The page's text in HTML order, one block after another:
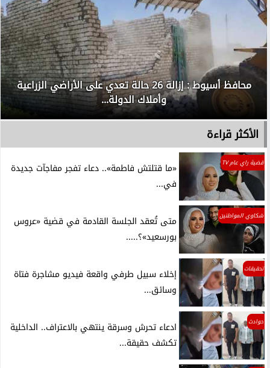
محافظ أسيوط : إزالة 26 حالة تعدي على الأراضي الزراعية
وأملاك الدولة...
الأكثر قراءة
قضية راي عام TV
«ما قتلتش فاطمة».. دعاء تفجر مفاجآت جديدة
في...
شكاوي المواطنين
متى تُعقد الجلسة القادمة في قضية «عروس
بورسعيد»؟.....
تحقيقات
إخلاء سبيل طرفي واقعة فيديو مشاجرة فتاة
وسائق...
حوادث
ادعاء تحرش وسرقة ينتهي بالاعتراف.. الداخلية
تكشف حقيقة...